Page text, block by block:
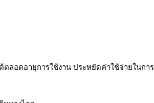
ลอดอายุการใช้งาน ประหยัดค่าใช้จ่ายในกา